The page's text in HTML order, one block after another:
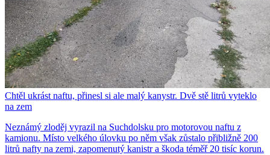
Chtěl ukrást naftu, přinesl si ale malý kanystr. Dvě stě litrů vyteklo
na zem
Neznámý zloděj vyrazil na Suchdolsku pro motorovou naftu z
kamionu. Místo velkého úlovku po něm však zůstalo přibližně 200
litrů nafty na zemi, zapomenutý kanistr a škoda téměř 20 tisíc korun.